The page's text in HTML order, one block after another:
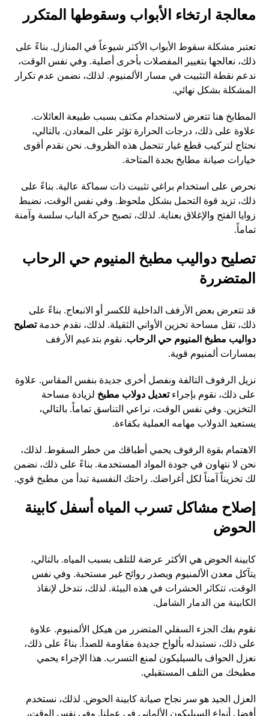
معالجة ارتخاء الأبواب وسقوطها المتكرر
تعتبر مشكلة سقوط الأبواب الأكثر شيوعاً في المنازل. بناءً على
ذلك، نعالجها بتغيير المفصلات بأخرى أصلية. وفي نفس الوقت،
ندعم نقطة التثبيت في مسار الألمنيوم. لذلك، نضمن عدم تكرار
المشكلة بشكل نهائي.
المطابخ هنا تتعرض لاستخدام مكثف بسبب طبيعة العائلات.
علاوة على ذلك، درجات الحرارة تؤثر على المعادن. بالتالي،
نحتاج لتركيب قطع غيار تتحمل هذه الظروف. نحن نقدم أقوى
خيارات صيانة مطابخ بجدة المتاحة.
نحرص على استخدام براغي تثبيت ذات سماكة عالية. بناءً على
ذلك، تزيد قوة التحمل بشكل ملحوظ. وفي نفس الوقت، نضبط
زوايا الفتح والإغلاق بعناية. لذلك، تصبح حركة الباب سلسة وآمنة
تماماً.
تصليح دواليب مطبخ المنيوم حي الرحاب
المتضررة
قد تتعرض بعض الأرفف الداخلية للكسر أو الانبعاج. بناءً على
ذلك، تقل مساحة تخزين الأواني الثقيلة. لذلك، نقدم خدمةتصليح
دواليب مطبخ المنيوم حي الرحاب. نقوم بتدعيم الأرفف
بمسارات ألمنيوم قوية.
نزيل الرفوف التالفة ونفصل أخرى جديدة بنفس المقاس. علاوة
على ذلك، نقوم بإجراءتعديل دولاب مطبخ لزيادة مساحة
التخزين. وفي نفس الوقت، نراعي التناسق تماماً. بالتالي،
يستعيد الدولاب مهامه العملية بكفاءة.
الاهتمام بقوة الرفوف يحمي أطباقك من خطر السقوط. لذلك،
نحن لا نتهاون في جودة المواد المستخدمة. بناءً على ذلك، نضمن
لك تخزيناً آمناً لكل أغراضك. راحتك النفسية تبدأ من مطبخ قوي.
إصلاح مشاكل تسرب المياه أسفل كابينة
الحوض
كابينة الحوض هي الأكثر عرضة للتلف بسبب المياه. بالتالي،
يتآكل معدن الألمنيوم ويصدر روائح غير مستحبة. وفي نفس
الوقت، تتكاثر الحشرات في هذه البيئة. لذلك، نتدخل لإنقاذ
الكابينة من الدمار الشامل.
نقوم بفك الجزء السفلي المتضرر من هيكل الألمنيوم. علاوة
على ذلك، نستبدله بألواح جديدة مقاومة للصدأ. بناءً على ذلك،
نعزل الحواف بالسيليكون لمنع التسرب. هذا الإجراء يحمي
مطبخك من التلف المستقبلي.
العزل الجيد هو سر نجاح صيانة كابينة الحوض. لذلك، نستخدم
أفضل أنواع السيليكون الألماني في عملنا. وفي نفس الوقت،